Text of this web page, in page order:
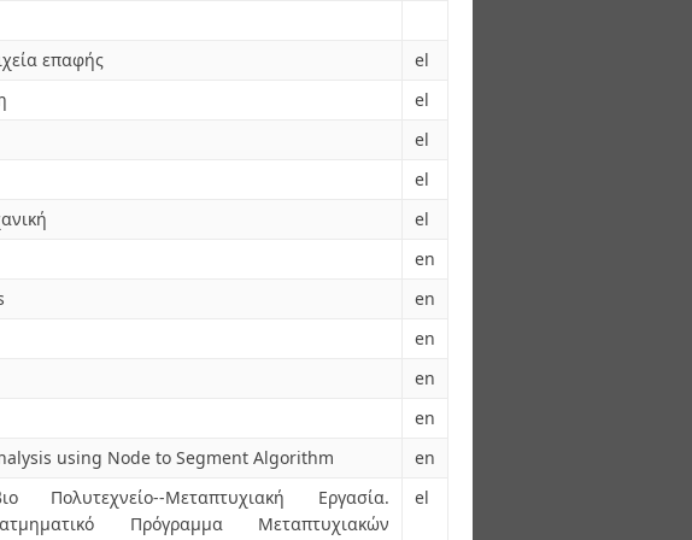
επαφής
el
el
el
el
el
en
en
en
en
en
using Node to Segment Algorithm
en
Πολυτεχνείο--Μεταπτυχιακή Εργασία.
Διατμηματικό Πρόγραμμα Μεταπτυχιακών
el